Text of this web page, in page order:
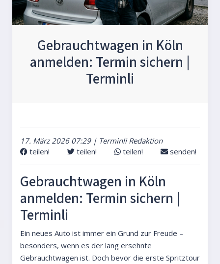
Gebrauchtwagen in Köln
anmelden: Termin sichern |
Terminli
17. März 2026 07:29 | Terminli Redaktion
teilen!
teilen! teilen! senden!
Gebrauchtwagen in Köln
anmelden: Termin sichern |
Terminli
Ein neues Auto ist immer ein Grund zur Freude –
besonders, wenn es der lang ersehnte
Gebrauchtwagen ist. Doch bevor die erste Spritztour